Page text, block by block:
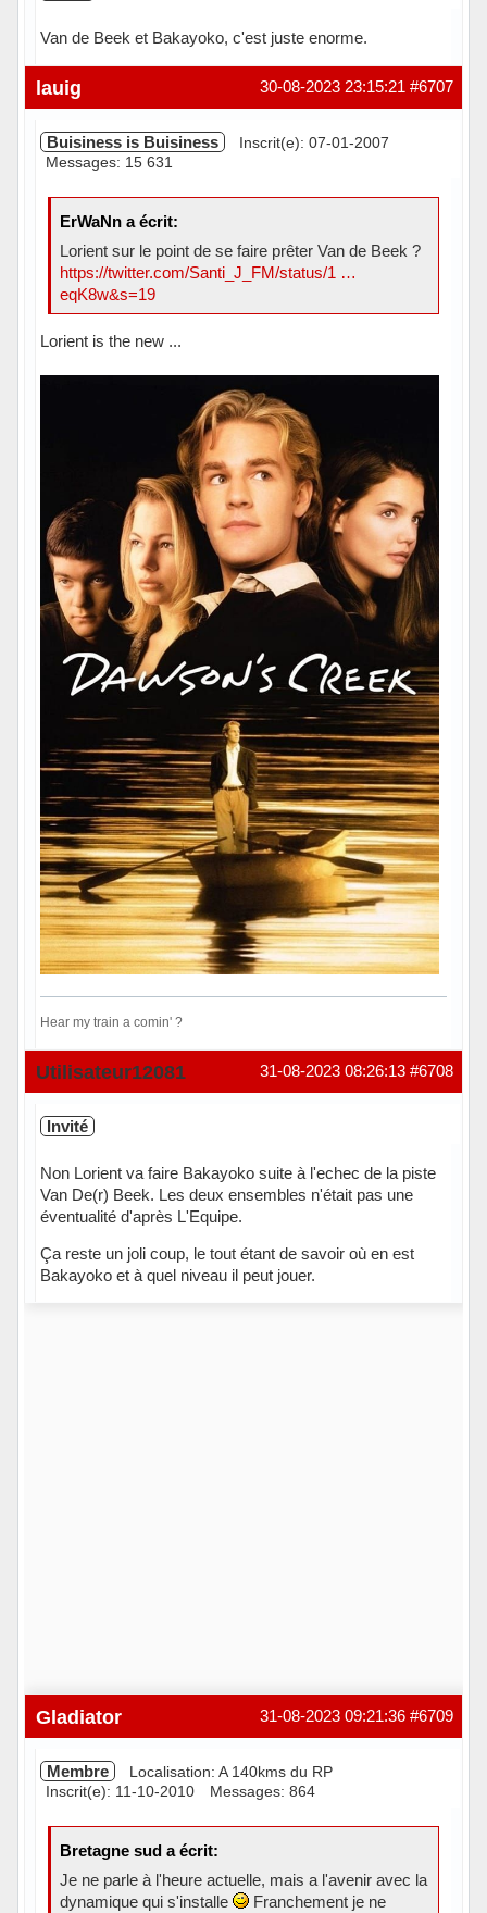
Van de Beek et Bakayoko, c'est juste enorme.
#6707
30-08-2023 23:15:21
lauig
Buisiness is Buisiness
Inscrit(e): 07-01-2007
Messages: 15 631
ErWaNn a écrit:
Lorient sur le point de se faire prêter Van de Beek ?
https://twitter.com/Santi_J_FM/status/1 …
eqK8w&s=19
Lorient is the new ...
Hear my train a comin' ?
Hors ligne #6708
31-08-2023 08:26:13
Utilisateur12081
Invité
Non Lorient va faire Bakayoko suite à l'echec de la piste
Van De(r) Beek. Les deux ensembles n'était pas une
éventualité d'après L'Equipe.
Ça reste un joli coup, le tout étant de savoir où en est
Bakayoko et à quel niveau il peut jouer.
#6709
31-08-2023 09:21:36
Gladiator
Membre
Localisation: A 140kms du RP
Inscrit(e): 11-10-2010
Messages: 864
Bretagne sud a écrit:
Je ne parle à l'heure actuelle, mais a l'avenir avec la
dynamique qui s'installe
Franchement je ne